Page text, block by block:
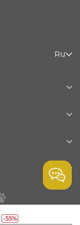
-55%
Ru